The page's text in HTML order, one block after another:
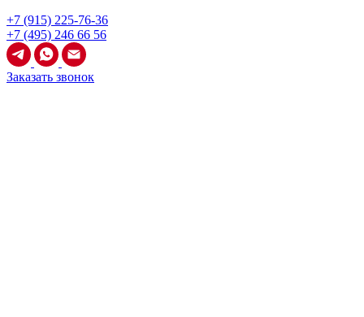
+7 (915) 225-76-36
+7 (495) 246 66 56
Заказать звонок